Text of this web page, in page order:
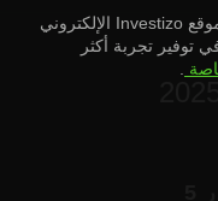
نحن نستخدم ملفات تعريف الارتباط لجعل موقع Investizo الإلكتروني
توفير تجربة أكثر